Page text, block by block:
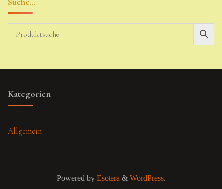
Kategorien
Allgemein
Powered byEsotera& WordPress.